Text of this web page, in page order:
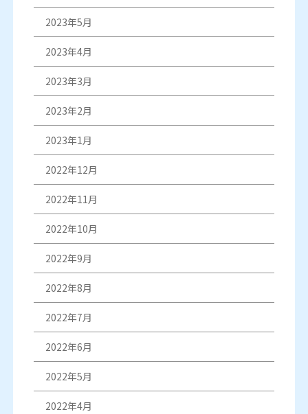
2023年5月
2023年4月
2023年3月
2023年2月
2023年1月
2022年12月
2022年11月
2022年10月
2022年9月
2022年8月
2022年7月
2022年6月
2022年5月
2022年4月